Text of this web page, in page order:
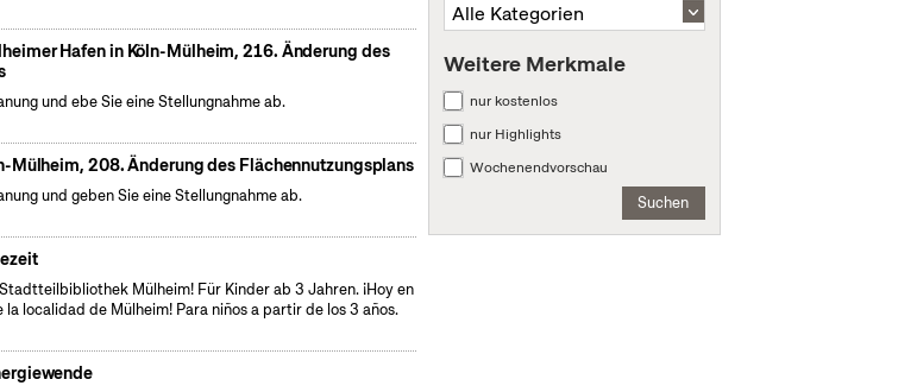
Hafen in Köln-Mülheim, 216. Änderung des
und ebe Sie eine Stellungnahme ab.
Mülheim, 208. Änderung des Flächennutzungsplans
und geben Sie eine Stellungnahme ab.
Mülheim! Für Kinder ab 3 Jahren. ¡Hoy en
localidad de Mülheim! Para niños a partir de los 3 años.
Weitere Merkmale
nur kostenlos
nur Highlights
Wochenendvorschau
Suchen